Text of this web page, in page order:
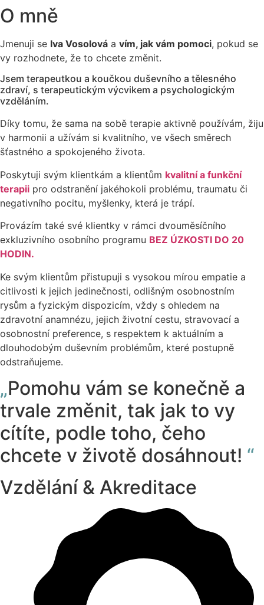
O mně
Jmenuji se Iva Vosolová a vím, jak vám pomoci, pokud se
vy rozhodnete, že to chcete změnit.
Jsem terapeutkou a koučkou duševního a tělesného
zdraví, s terapeutickým výcvikem a psychologickým
vzděláním.
Díky tomu, že sama na sobě terapie aktivně používám, žiju
v harmonii a užívám si kvalitního, ve všech směrech
šťastného a spokojeného života.
Poskytuji svým klientkám a klientům kvalitní a funkční
terapii pro odstranění jakéhokoli problému, traumatu či
negativního pocitu, myšlenky, která je trápí.
Provázím také své klientky v rámci dvouměsíčního
exkluzivního osobního programu BEZ ÚZKOSTI DO 20
HODIN.
Ke svým klientům přistupuji s vysokou mírou empatie a
citlivosti k jejich jedinečnosti, odlišným osobnostním
rysům a fyzickým dispozicím, vždy s ohledem na
zdravotní anamnézu, jejich životní cestu, stravovací a
osobnostní preference, s respektem k aktuálním a
dlouhodobým duševním problémům, které postupně
odstraňujeme.
„Pomohu vám se konečně a
trvale změnit, tak jak to vy
cítíte, podle toho, čeho
chcete v životě dosáhnout! “
Vzdělání & Akreditace